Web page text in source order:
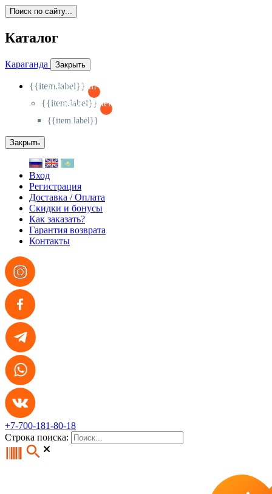
Поиск по сайту...
Каталог
Караганда Закрыть
{{item.label}}
{{activeItem==item.id?'-
{{item.label}}
{{activeSubitem==item.id?'-
{{item.label}}
Закрыть
Вход
Регистрация
Доставка / Оплата
Скидки и бонусы
Как заказать?
Гарантия возврата
Контакты
+7-700-181-80-18
Строка поиска: